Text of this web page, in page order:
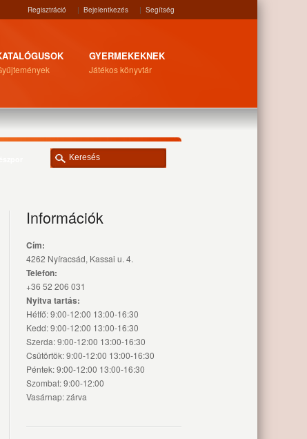
Regisztráció | Bejelentkezés | Segítség
GYERMEKEKNEK
Játékos könyvtár
Információk
Cím:
4262 Nyíracsád, Kassai u. 4.
Telefon:
+36 52 206 031
Nyitva tartás:
Hétfő: 9:00-12:00 13:00-16:30
Kedd: 9:00-12:00 13:00-16:30
Szerda: 9:00-12:00 13:00-16:30
Csütörtök: 9:00-12:00 13:00-16:30
Péntek: 9:00-12:00 13:00-16:30
Szombat: 9:00-12:00
Vasárnap: zárva